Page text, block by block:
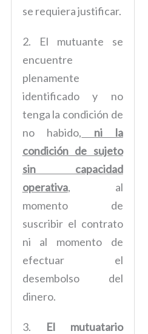
se requiera justificar.
2. El mutuante se
encuentre
plenamente
identificado y no
tenga la condición de
no habido,
ni la
condición de sujeto
sin capacidad
operativa, al
momento de
suscribir el contrato
ni al momento de
efectuar el
desembolso del
dinero.
3.
El mutuatario